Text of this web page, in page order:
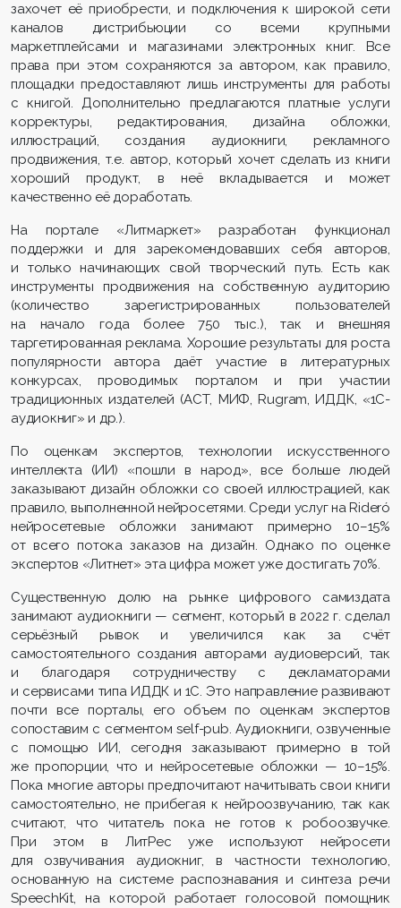
захочет её приобрести, и подключения к широкой сети
каналов дистрибьюции со всеми крупными
маркетплейсами и магазинами электронных книг. Все
права при этом сохраняются за автором, как правило,
площадки предоставляют лишь инструменты для работы
с книгой. Дополнительно предлагаются платные услуги
корректуры, редактирования, дизайна обложки,
иллюстраций, создания аудиокниги, рекламного
продвижения, т.е. автор, который хочет сделать из книги
хороший продукт, в неё вкладывается и может
качественно её доработать.
На портале «Литмаркет» разработан функционал
поддержки и для зарекомендовавших себя авторов,
и только начинающих свой творческий путь. Есть как
инструменты продвижения на собственную аудиторию
(количество зарегистрированных пользователей
на начало года более 750 тыс.), так и внешняя
таргетированная реклама. Хорошие результаты для роста
популярности автора даёт участие в литературных
конкурсах, проводимых порталом и при участии
традиционных издателей (АСТ, МИФ, Rugram, ИДДК, «1С-
аудиокниг» и др.).
По оценкам экспертов, технологии искусственного
интеллекта (ИИ) «пошли в народ», все больше людей
заказывают дизайн обложки со своей иллюстрацией, как
правило, выполненной нейросетями. Среди услуг на Rideró
нейросетевые обложки занимают примерно 10–15%
от всего потока заказов на дизайн. Однако по оценке
экспертов «Литнет» эта цифра может уже достигать 70%.
Существенную долю на рынке цифрового самиздата
занимают аудиокниги — сегмент, который в 2022 г. сделал
серьёзный рывок и увеличился как за счёт
самостоятельного создания авторами аудиоверсий, так
и благодаря сотрудничеству с декламаторами
и сервисами типа ИДДК и 1С. Это направление развивают
почти все порталы, его объем по оценкам экспертов
сопоставим с сегментом self-pub. Аудиокниги, озвученные
с помощью ИИ, сегодня заказывают примерно в той
же пропорции, что и нейросетевые обложки — 10–15%.
Пока многие авторы предпочитают начитывать свои книги
самостоятельно, не прибегая к нейроозвучанию, так как
считают, что читатель пока не готов к робоозвучке.
При этом в ЛитРес уже используют нейросети
для озвучивания аудиокниг, в частности технологию,
основанную на системе распознавания и синтеза речи
SpeechKit, на которой работает голосовой помощник